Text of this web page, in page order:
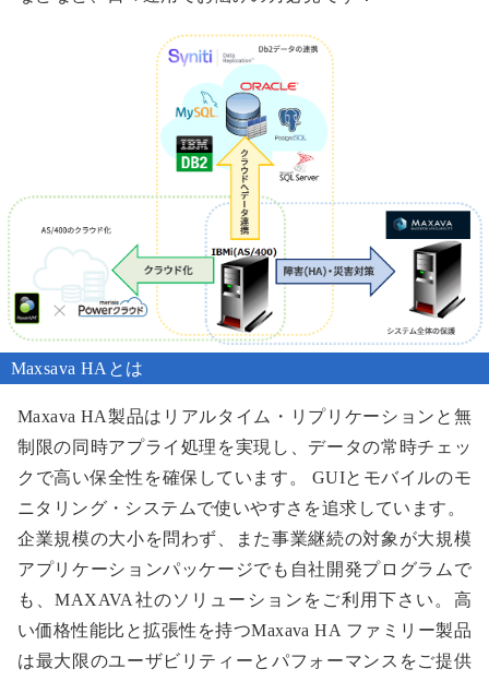
Maxsava HAとは
Maxava HA製品はリアルタイム・リプリケーションと無
制限の同時アプライ処理を実現し、データの常時チェッ
クで高い保全性を確保しています。 GUIとモバイルのモ
ニタリング・システムで使いやすさを追求しています。
企業規模の大小を問わず、また事業継続の対象が大規模
アプリケーションパッケージでも自社開発プログラムで
も、MAXAVA社のソリューションをご利用下さい。高
い価格性能比と拡張性を持つMaxava HA ファミリー製品
は最大限のユーザビリティーとパフォーマンスをご提供